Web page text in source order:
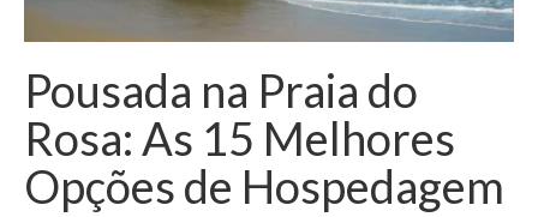
Pousada na Praia do
Rosa: As 15 Melhores
Opções de Hospedagem